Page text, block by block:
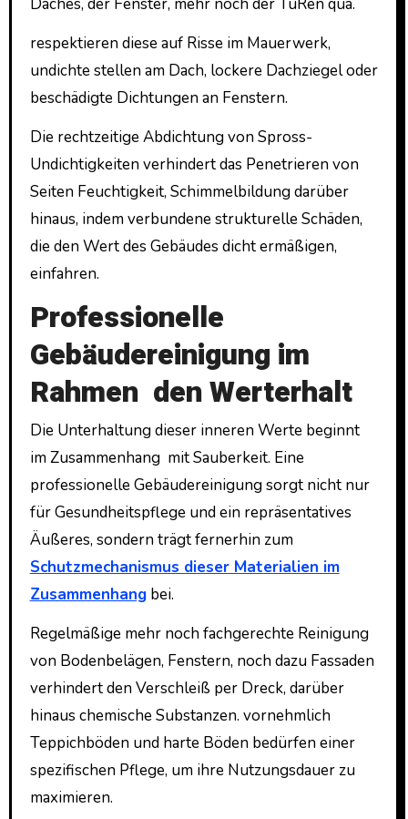
respektieren diese auf Risse im Mauerwerk,
undichte stellen am Dach, lockere Dachziegel oder
beschädigte Dichtungen an Fenstern.
Die rechtzeitige Abdichtung von Spross-
Undichtigkeiten verhindert das Penetrieren von
Seiten Feuchtigkeit, Schimmelbildung darüber
hinaus, indem verbundene strukturelle Schäden,
die den Wert des Gebäudes dicht ermäßigen,
einfahren.
Professionelle
Gebäudereinigung im
Rahmen den Werterhalt
Die Unterhaltung dieser inneren Werte beginnt
im Zusammenhang mit Sauberkeit. Eine
professionelle Gebäudereinigung sorgt nicht nur
für Gesundheitspflege und ein repräsentatives
Äußeres, sondern trägt fernerhin zum
Schutzmechanismus dieser Materialien im
Zusammenhangbei.
Regelmäßige mehr noch fachgerechte Reinigung
von Bodenbelägen, Fenstern, noch dazu Fassaden
verhindert den Verschleiß per Dreck, darüber
hinaus chemische Substanzen. vornehmlich
Teppichböden und harte Böden bedürfen einer
spezifischen Pflege, um ihre Nutzungsdauer zu
maximieren.